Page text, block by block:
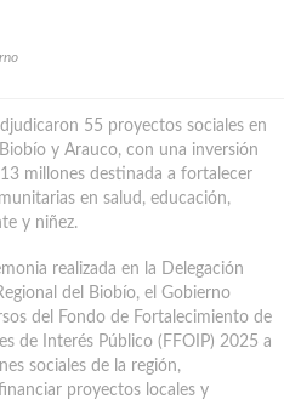
55 proyectos sociales en
y Arauco, con una inversión
millones destinada a fortalecer
en salud, educación,
y niñez.
realizada en la Delegación
del Biobío, el Gobierno
del Fondo de Fortalecimiento de
de Interés Público (FFOIP) 2025 a
sociales de la región,
proyectos locales y